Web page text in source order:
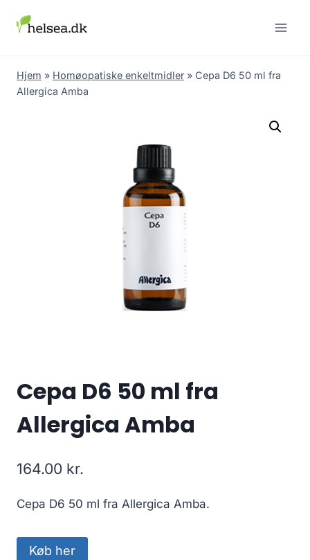
Hjem » Homøopatiske enkeltmidler » Cepa D6 50 ml fra
Allergica Amba
Cepa D6 50 ml fra
Allergica Amba
164.00 kr.
Cepa D6 50 ml fra Allergica Amba.
Køb her